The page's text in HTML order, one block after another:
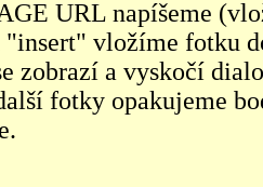
URL napíšeme
vložíme fotku
zobrazí a vyskočí
fotky opakujeme